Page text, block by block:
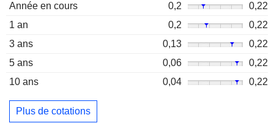
Année en cours
0,2
0,22
1 an
0,2
0,22
3 ans
0,13
0,22
5 ans
0,06
0,22
10 ans
0,04 0,22
Plus de cotations